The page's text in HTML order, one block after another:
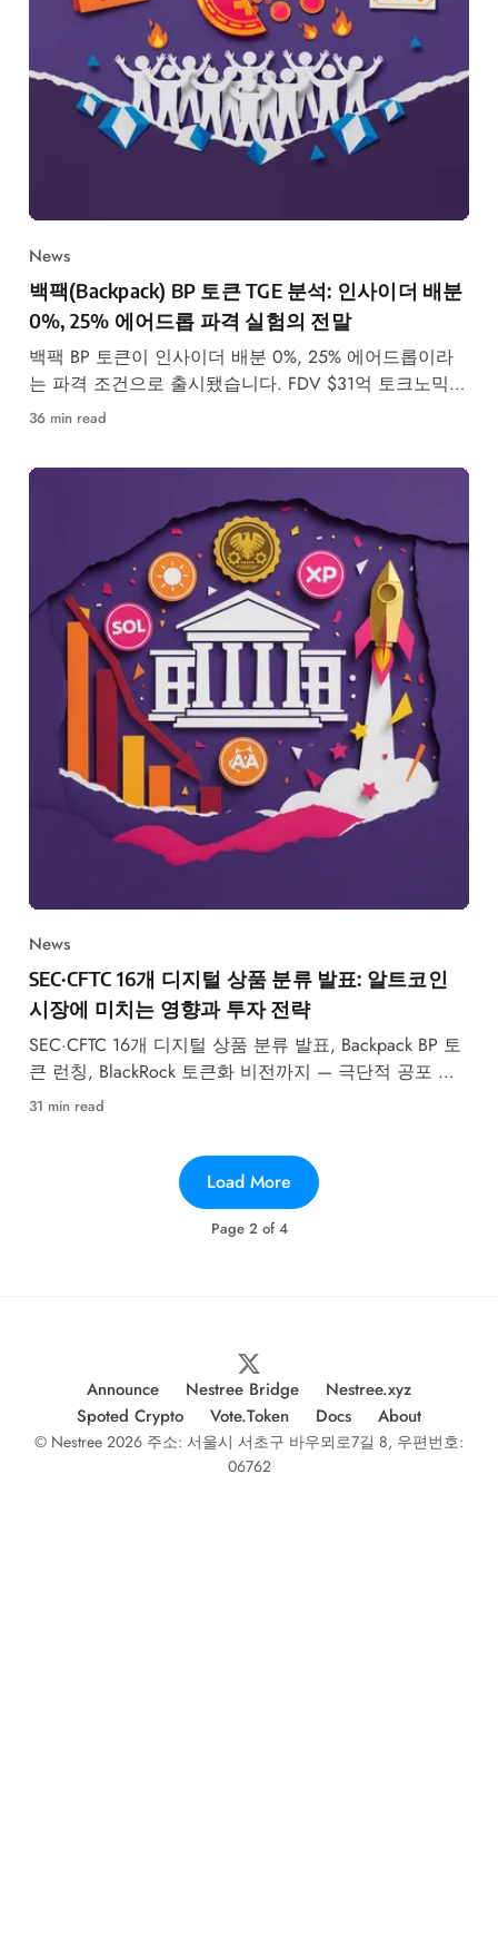
News
백팩(Backpack) BP 토큰 TGE 분석: 인사이더 배분
0%, 25% 에어드롭 파격 실험의 전말
백팩 BP 토큰이 인사이더 배분 0%, 25% 에어드롭이라
는 파격 조건으로 출시됐습니다. FDV $31억 토크노믹스
와 토큰→주식 전환 모델을 분석합니다.
36 min read
News
SEC·CFTC 16개 디지털 상품 분류 발표: 알트코인
시장에 미치는 영향과 투자 전략
SEC·CFTC 16개 디지털 상품 분류 발표, Backpack BP 토
큰 런칭, BlackRock 토큰화 비전까지 — 극단적 공포 속
알트코인 핵심 이슈 총정리.
31 min read
Page 2of4
Load More
Announce Nestree Bridge
Nestree.xyz
Spoted Crypto
Vote.Token Docs About
© Nestree 2026 주소: 서울시 서초구 바우뫼로7길 8, 우편번호:
06762